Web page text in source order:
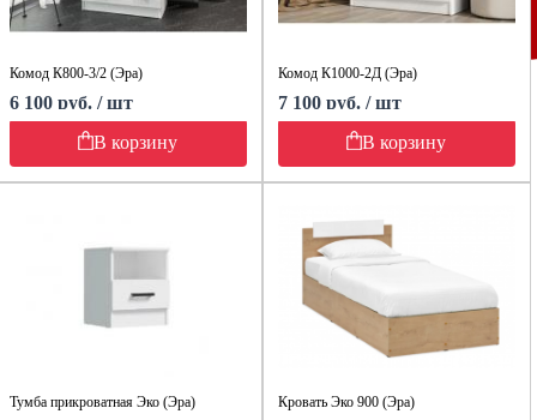
Комод К800-3/2 (Эра)
6 100 руб. / шт
В корзину
Комод К1000-2Д (Эра)
7 100 руб. / шт
В корзину
Тумба прикроватная Эко (Эра) Кровать Эко 900 (Эра)